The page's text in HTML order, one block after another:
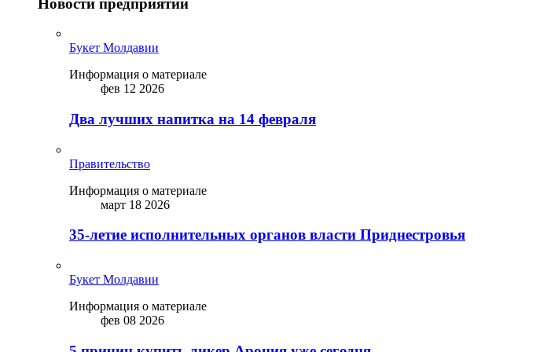
Букет Молдавии
Информация о материале
фев 12 2026
Два лучших напитка на 14 февраля
Правительство
Информация о материале
март 18 2026
35-летие исполнительных органов власти Приднестровья
Букет Молдавии
Информация о материале
фев 08 2026